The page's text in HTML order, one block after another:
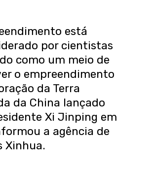
está
por cientistas
como um meio de
o empreendimento
da Terra
da China lançado
Xi Jinping em
a agência de
Xinhua.